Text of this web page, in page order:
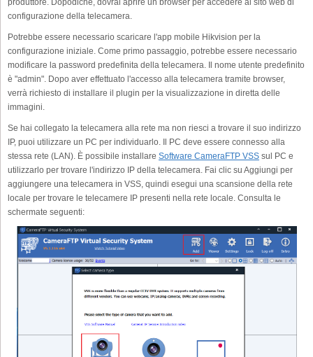
produttore. Dopodiché, dovrai aprire un browser per accedere al sito web di
configurazione della telecamera.
Potrebbe essere necessario scaricare l'app mobile Hikvision per la
configurazione iniziale. Come primo passaggio, potrebbe essere necessario
modificare la password predefinita della telecamera. Il nome utente predefinito
è "admin". Dopo aver effettuato l'accesso alla telecamera tramite browser,
verrà richiesto di installare il plugin per la visualizzazione in diretta delle
immagini.
Se hai collegato la telecamera alla rete ma non riesci a trovare il suo indirizzo
IP, puoi utilizzare un PC per individuarlo. Il PC deve essere connesso alla
stessa rete (LAN). È possibile installare Software CameraFTP VSS sul PC e
utilizzarlo per trovare l'indirizzo IP della telecamera. Fai clic su Aggiungi per
aggiungere una telecamera in VSS, quindi esegui una scansione della rete
locale per trovare le telecamere IP presenti nella rete locale. Consulta le
schermate seguenti: